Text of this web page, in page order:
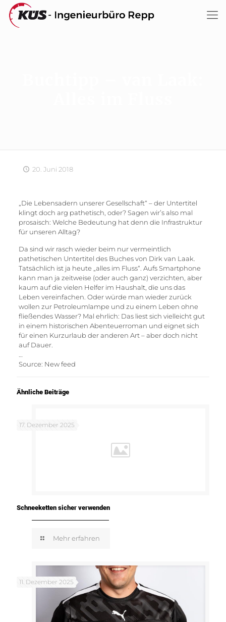
20. Juni 2018
„Die Lebensadern unserer Gesellschaft“ – der Untertitel
klingt doch arg pathetisch, oder? Sagen wir’s also mal
prosaisch: Welche Bedeutung hat denn die Infrastruktur
für unseren Alltag?
Da sind wir rasch wieder beim nur vermeintlich
pathetischen Untertitel des Buches von Dirk van Laak.
Tatsächlich ist ja heute „alles im Fluss“. Aufs Smartphone
kann man ja zeitweise (oder auch ganz) verzichten, aber
kaum auf die vielen Helfer im Haushalt, die uns das
Leben vereinfachen. Oder würde man wieder zurück
wollen zur Petroleumlampe und zu einem Leben ohne
fließendes Wasser? Mal ehrlich: Das liest sich vielleicht gut
in einem historischen Abenteuerroman und eignet sich
für einen Kurzurlaub der anderen Art – aber doch nicht
auf Dauer.
Source: New feed
Ähnliche Beiträge
17. Dezember 2025
Schneeketten sicher verwenden
Mehr erfahren
11. Dezember 2025